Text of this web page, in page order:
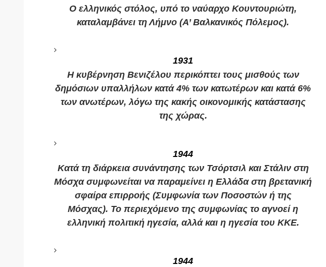
Ο ελληνικός στόλος, υπό το ναύαρχο Κουντουριώτη,
καταλαμβάνει τη Λήμνο (Α’ Βαλκανικός Πόλεμος).
1931
Η κυβέρνηση Βενιζέλου περικόπτει τους μισθούς των
δημόσιων υπαλλήλων κατά 4% των κατωτέρων και κατά 6%
των ανωτέρων, λόγω της κακής οικονομικής κατάστασης
της χώρας.
1944
Κατά τη διάρκεια συνάντησης των Τσόρτσιλ και Στάλιν στη
Μόσχα συμφωνείται να παραμείνει η Ελλάδα στη βρετανική
σφαίρα επιρροής (Συμφωνία των Ποσοστών ή της
Μόσχας). Το περιεχόμενο της συμφωνίας το αγνοεί η
ελληνική πολιτική ηγεσία, αλλά και η ηγεσία του ΚΚΕ.
1944